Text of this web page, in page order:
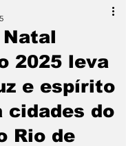
Natal
2025 leva
e espírito
cidades do
Rio de